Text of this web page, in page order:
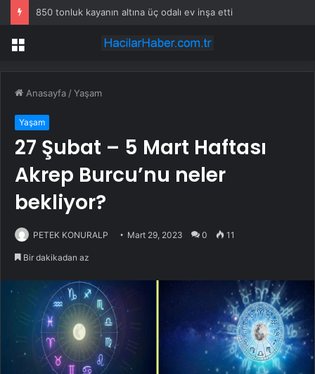
850 tonluk kayanın altına üç odalı ev inşa etti
Menü
Anasayfa /Yaşam
Yaşam
27 Şubat – 5 Mart Haftası
Akrep Burcu’nu neler
bekliyor?
PETEK KONURALP Mart 29, 2023 0 11
Bir dakikadan az